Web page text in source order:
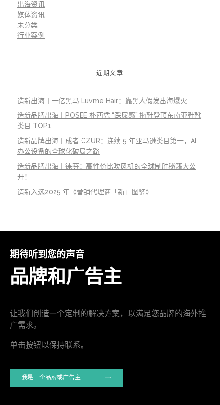
出海资讯
媒体资讯
未分类
行业案例
近期文章
造新出海丨十亿黑马 Luvme Hair：靠黑人假发出海爆火
造新品牌出海丨POSEE 朴西凭 “踩屎感” 拖鞋登顶东南亚鞋靴
类目 TOP1
造新品牌出海丨成者 CZUR：连续 5 年亚马逊类目第一，AI
办公设备的全球化破局之路
造新品牌出海丨徕芬：高性价比吹风机的全球制胜秘籍大公
开！
造新入选2025 年《营销代理商「新」图鉴》
期待听到您的声音
品牌和广告主
让我们创造一个定制的解决方案，以满足您品牌的海外推
广需求。
单击按钮以保持联系。
我是一个品牌或广告主